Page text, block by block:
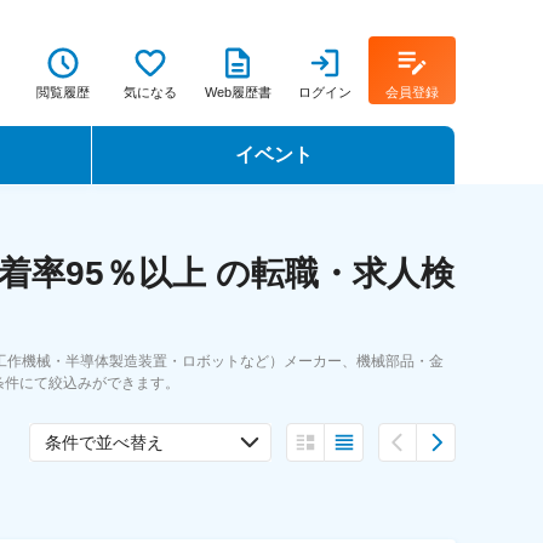
閲覧履歴 気になる Web履歴書 ログイン 会員登録
イベント
転職フェア
率95％以上 の転職・求人検
機械・半導体製造装置・ロボットなど）メーカー、機械部品・金
にて絞込みができます。
条件で並べ替え